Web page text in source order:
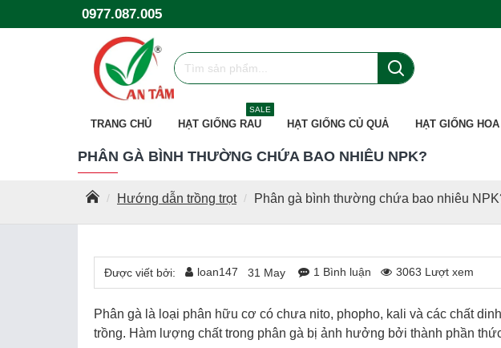
0977.087.005
TRANG CHỦ HẠT GIỐNG RAU
SALE
HẠT GIỐNG CỦ QUẢ HẠT GIỐNG HOA
Hướng dẫn trồng trọt Phân gà bình thường chứa bao nhiêu
PHÂN GÀ BÌNH THƯỜNG CHỨA BAO NHIÊU NPK?
Được viết bởi: loan147 31 May 1 Bình luận 3063 Lượt xem
Phân gà là loại phân hữu cơ có chưa nito, phopho, kali và các chất
trồng. Hàm lượng chất trong phân gà bị ảnh hưởng bởi thành phần